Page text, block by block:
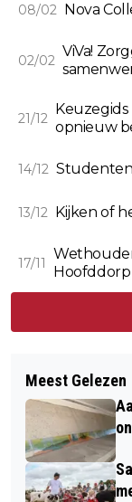
08/02 Nova
02/02
ViVa!
21/12
Keuzegids
opnieuw
14/12 Studenten
13/12 Kijken of
17/11
Hoofddorp
Meest Gelezen